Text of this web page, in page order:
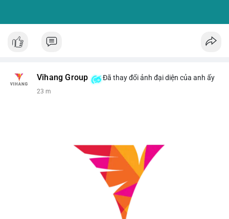
Vihang Group Đã thay đổi ảnh đại diện của anh ấy
23 m